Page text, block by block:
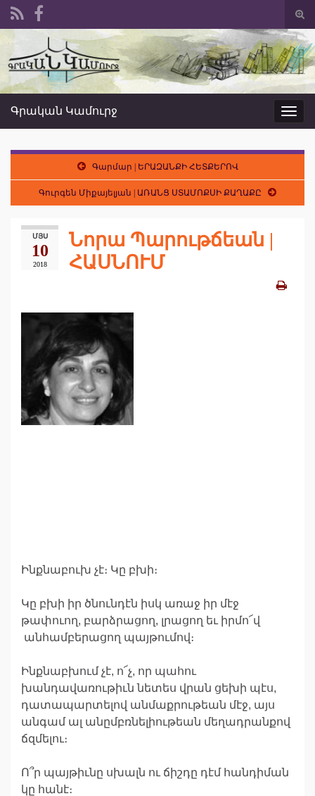
form
Search for:
Գրական Կամուրջ
Գարմար | ԵՐԱԶԱՆՔԻ ՀԵՏՔԵՐՈՎ
Գուրգեն Միքայելյան | ԱՌԱՆՑ ՍՏԱՄՈՔՍԻ ՔԱՂԱՔԸ
ՄՅՍ
10
2018
Նորա Պարութճեան |
ՀԱՍՆՈՒՄ
Ինքնաբուխ չէ։ Կը բխի։
Կը բխի իր ծնունդէն իսկ առաջ իր մէջ
թափուող, բարձրացող, լրացող եւ իրմո՜վ
անհամբերացող պայթումով։
Ինքնաբխում չէ, ո՜չ, որ պահու
խանդավառութիւն նետես վրան ցեխի պէս,
դատապարտելով անմաքրութեան մէջ, այս
անգամ ալ անըմբռնելիութեան մեղադրանքով
ճզմելու։
Ո՞ր պայթիւնը սխալն ու ճիշդը դէմ հանդիման
կը հանէ։